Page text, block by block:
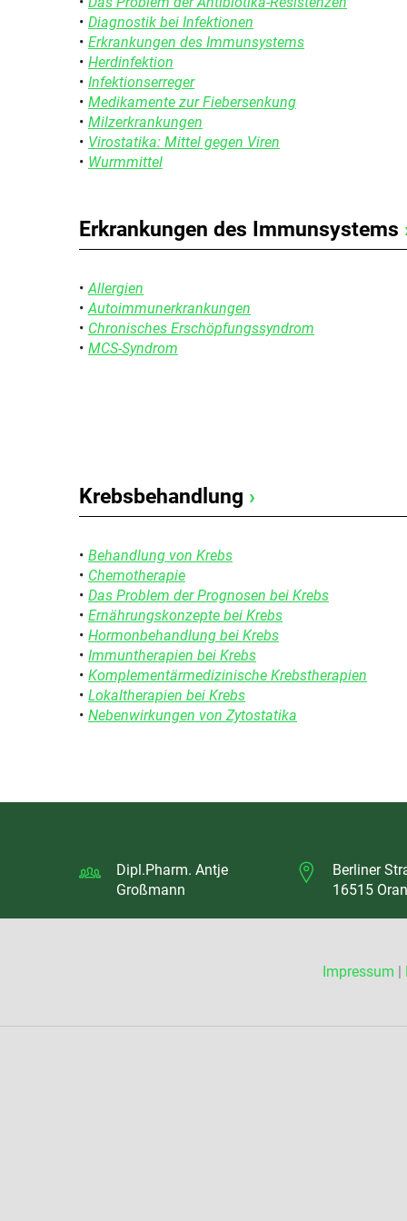
Psychische Erkrankungen
Neurologie
Schmerz- und Schlafmedizin
Frauenkrankheiten
Diagnostik bei Infektionen
Erkrankungen des Immunsystems
Herdinfektion
Infektionserreger
Medikamente zur Fiebersenkung
Milzerkrankungen
Virostatika: Mittel gegen Viren
Wurmmittel
Erkrankungen des Immunsystems
Allergien
Autoimmunerkrankungen
Chronisches Erschöpfungssyndrom
MCS-Syndrom
Krebsbehandlung ›
Behandlung von Krebs
Chemotherapie
Das Problem der Prognosen bei Krebs
Ernährungskonzepte bei Krebs
Hormonbehandlung bei Krebs
Immuntherapien bei Krebs
Komplementärmedizinische Krebstherapien
Lokaltherapien bei Krebs
Nebenwirkungen von Zytostatika
Dipl.Pharm. Antje
Großmann
Berliner
16515
Impressum |